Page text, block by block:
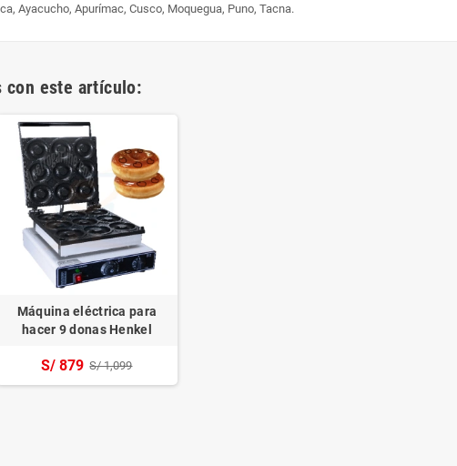
Ayacucho, Apurímac, Cusco, Moquegua, Puno, Tacna.
con este artículo:
Máquina eléctrica para
hacer 9 donas Henkel
S/ 879 S/ 1,099